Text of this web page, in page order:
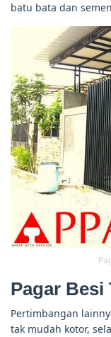
batu bata dan
Pagar Besi
Pertimbangan
tak mudah kotor,